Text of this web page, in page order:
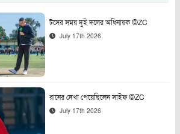
টসের সময় দুই দলের অধিনায়ক ©ZC
July 17th 2026
রানের দেখা পেয়েছিলেন সাইফ ©ZC
July 17th 2026